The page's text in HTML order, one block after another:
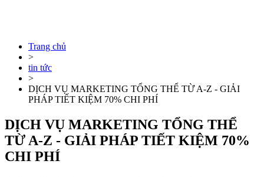
Trang chủ
>
tin tức
>
DỊCH VỤ MARKETING TỔNG THỂ TỪ A-Z - GIẢI
PHÁP TIẾT KIỆM 70% CHI PHÍ
DỊCH VỤ MARKETING TỔNG THỂ
TỪ A-Z - GIẢI PHÁP TIẾT KIỆM 70%
CHI PHÍ